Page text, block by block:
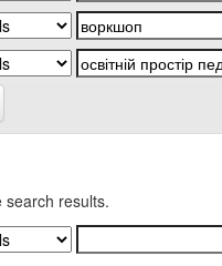
search results.